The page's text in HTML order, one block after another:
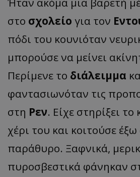
στο σχολείο για τον
πόδι του κουνιόταν
μπορούσε να μείνει
Περίμενε το διάλειμμα
φαντασιωνόταν τις
στη Ρεν. Είχε στηρίξει
χέρι του και κοιτούσε
παράθυρο. Ξαφνικά,
πυροσβεστικά φάνηκαν